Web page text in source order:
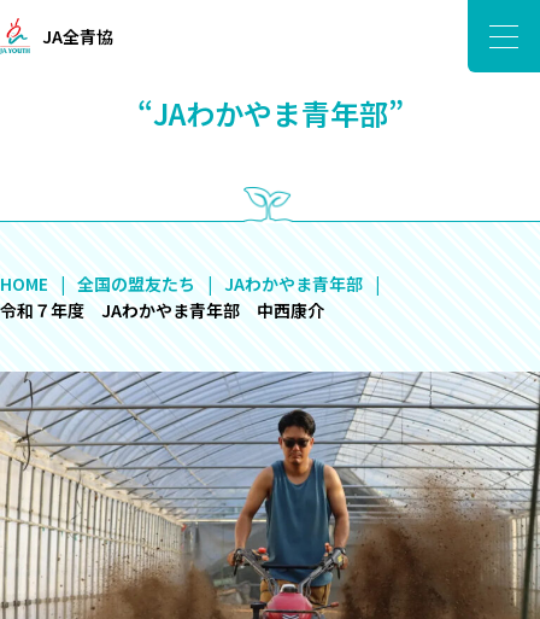
JA全青協
“JAわかやま青年部”
HOME 全国の盟友たち
JAわかやま青年部
令和７年度 JAわかやま青年部 中西康介